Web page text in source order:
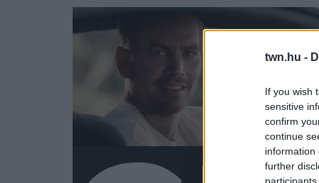
twn.hu -
If you wish
sensitive
confirm
continue
information
further